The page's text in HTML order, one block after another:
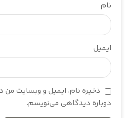
نام
ایمیل
ذخیره نام، ایمیل و وبسایت من
دوباره دیدگاهی می‌نویسم.